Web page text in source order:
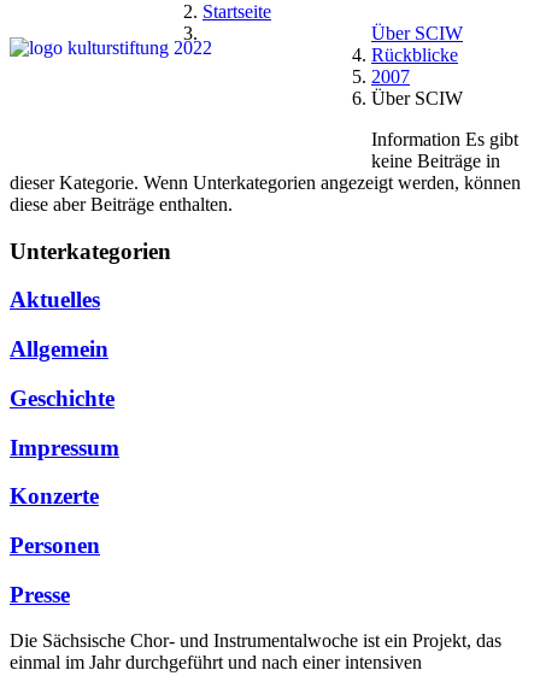
Startseite
Über SCIW
Rückblicke
2007
Über SCIW
Information Es gibt
keine Beiträge in
dieser Kategorie. Wenn Unterkategorien angezeigt werden, können
diese aber Beiträge enthalten.
Unterkategorien
Aktuelles
Allgemein
Geschichte
Impressum
Konzerte
Personen
Presse
Die Sächsische Chor- und Instrumentalwoche ist ein Projekt, das
einmal im Jahr durchgeführt und nach einer intensiven